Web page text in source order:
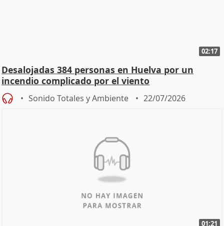
02:17
Desalojadas 384 personas en Huelva por un
incendio complicado por el viento
Sonido Totales y Ambiente 22/07/2026
01:21